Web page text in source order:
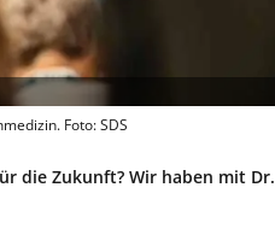
Foto: SDS
die Zukunft? Wir haben mit Dr.